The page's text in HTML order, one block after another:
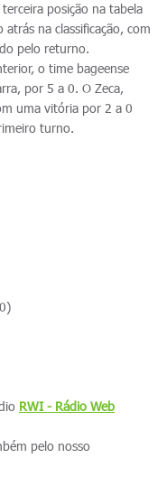
posição na tabela
na classificação, com
pelo returno.
o time bageense
por 5 a 0. O Zeca,
uma vitória por 2 a 0
turno.
RWI - Rádio Web
pelo nosso